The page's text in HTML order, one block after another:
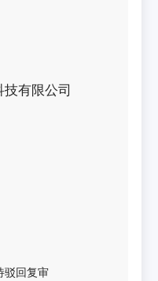
有限公司
驳回复审